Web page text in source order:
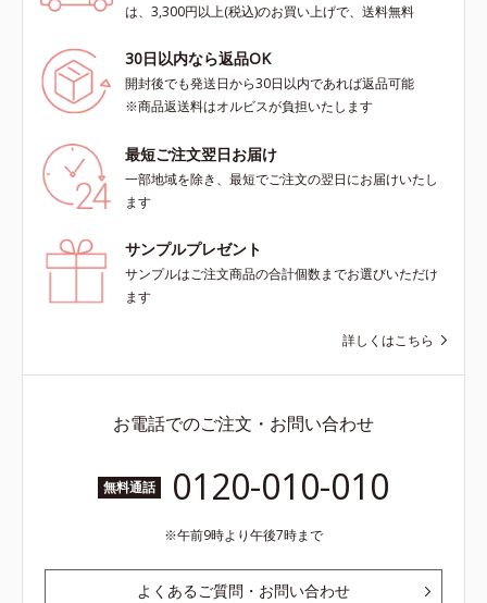
は、3,300円以上(税込)のお買い上げで、送料無料
30日以内なら返品OK
開封後でも発送日から30日以内であれば返品可能
※商品返送料はオルビスが負担いたします
最短ご注文翌日お届け
一部地域を除き、最短でご注文の翌日にお届けいたし
ます
サンプルプレゼント
サンプルはご注文商品の合計個数までお選びいただけ
ます
詳しくはこちら
お電話でのご注文・お問い合わせ
無料通話 0120-010-010
午前9時より午後7時まで
よくあるご質問・お問い合わせ